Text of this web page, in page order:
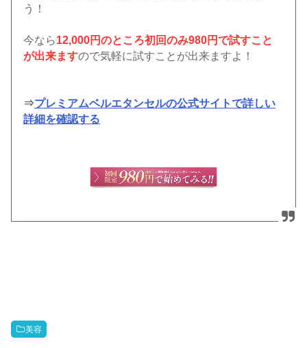
う！
今なら12,000円のところ初回のみ980円で試すこと
が出来ますので気軽に試すことが出来ますよ！
⇒プレミアムベルエタンセルの公式サイトで詳しい
詳細を確認する
美容